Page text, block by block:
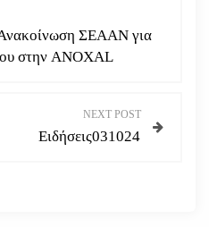
ΣΕΑΑΝ για
στην ANOXAL
NEXT POST
Ειδήσεις031024